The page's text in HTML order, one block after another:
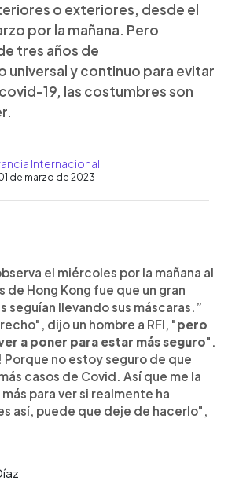
o exteriores, desde el
por la mañana. Pero
tres años de
universal y continuo para evitar
19, las costumbres son
Internacional
de marzo de 2023
el miércoles por la mañana al
de Hong Kong fue que un gran
seguían llevando sus máscaras.”
dijo un hombre a RFI, "pero
a poner para estar más seguro".
Porque no estoy seguro de que
casos de Covid. Así que me la
para ver si realmente ha
así, puede que deje de hacerlo",